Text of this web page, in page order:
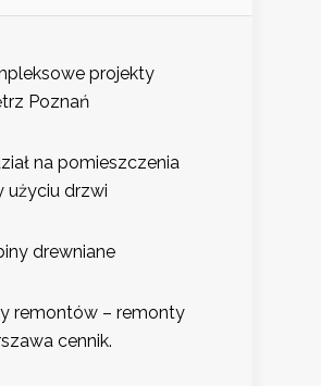
projekty
Poznań
na pomieszczenia
użyciu drzwi
drewniane
remontów – remonty
cennik.